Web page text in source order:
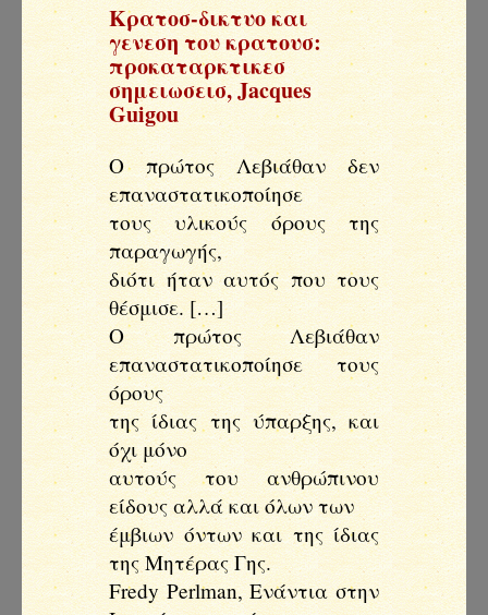
Κρατοσ-δικτυο και
γενεση του κρατουσ:
προκαταρκτικεσ
σημειωσεισ,Jacques
Guigou
Ο πρώτος Λεβιάθαν δεν
επαναστατικοποίησε
τους υλικούς όρους της
παραγωγής,
διότι ήταν αυτός που τους
θέσμισε. […]
Ο πρώτος Λεβιάθαν
επαναστατικοποίησε τους
όρους
της ίδιας της ύπαρξης, και
όχι μόνο
αυτούς του ανθρώπινου
είδους αλλά και όλων των
έμβιων όντων και της ίδιας
της Μητέρας Γης.
Fredy Perlman, Ενάντια στην